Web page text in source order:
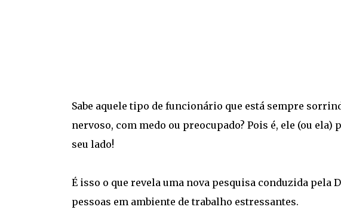
Sabe aquele tipo de funcionário que está sempre
nervoso, com medo ou preocupado? Pois é, ele (ou ela)
seu lado!
É isso o que revela uma nova pesquisa conduzida pela
pessoas em ambiente de trabalho estressantes.